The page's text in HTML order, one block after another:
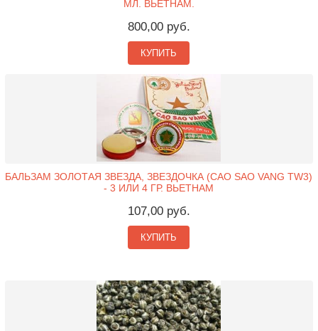
МЛ. ВЬЕТНАМ.
800,00 руб.
КУПИТЬ
БАЛЬЗАМ ЗОЛОТАЯ ЗВЕЗДА, ЗВЕЗДОЧКА (CAO SAO VANG TW3)
- 3 ИЛИ 4 ГР. ВЬЕТНАМ
107,00 руб.
КУПИТЬ